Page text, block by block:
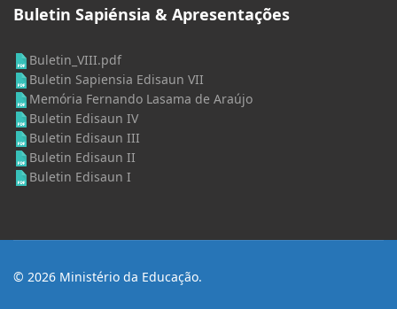
Buletin Sapiénsia & Apresentações
Buletin_VIII.pdf
Buletin Sapiensia Edisaun VII
Memória Fernando Lasama de Araújo
Buletin Edisaun IV
Buletin Edisaun III
Buletin Edisaun II
Buletin Edisaun I
© 2026 Ministério da Educação.